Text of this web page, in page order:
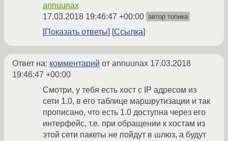
annuunax
17.03.2018 19:46:47 +00:00 автор топика
Показать ответы Ссылка
Ответ на: комментарий от annuunax 17.03.2018
19:46:47 +00:00
Смотри, у тебя есть хост с IP адресом из
сети 1.0, в его таблице маршрутизации и так
прописано, что есть 1.0 доступна через его
интерфейс, т.е. при обращении к хостам из
этой сети пакеты не пойдут в шлюз, а будут